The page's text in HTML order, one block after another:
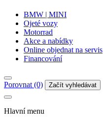
BMW | MINI
Ojeté vozy
Motorrad
Akce a nabídky
Online objednat na servis
Financování
Porovnat (0) Začít vyhledávat
Hlavní menu